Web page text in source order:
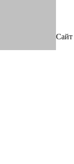
Сайт